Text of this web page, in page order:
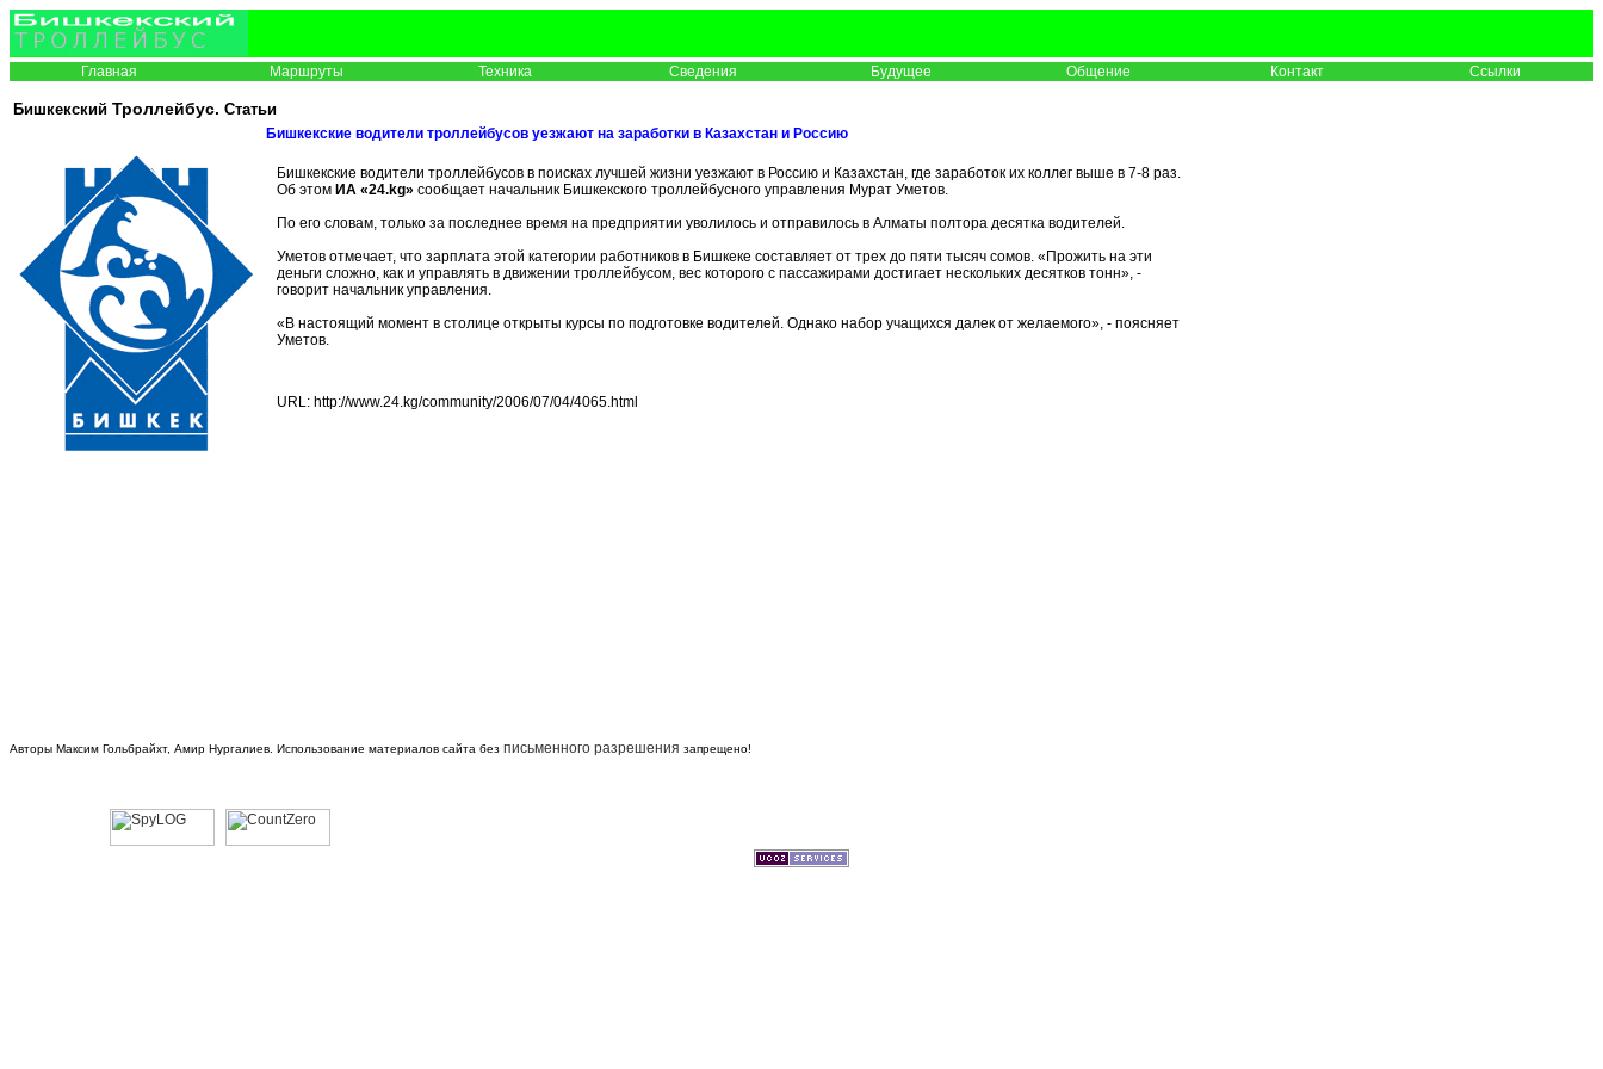
Главная Маршруты Техника Сведения Будущее Общение Контакт Ссылки
Бишкекский Троллейбус. Статьи
Бишкекские водители троллейбусов уезжают на заработки в Казахстан и Россию
Бишкекские водители троллейбусов в поисках лучшей жизни уезжают в Россию и Казахстан, где заработок их коллег выше в 7-8 раз.
Об этом ИА «24.kg» сообщает начальник Бишкекского троллейбусного управления Мурат Уметов.
По его словам, только за последнее время на предприятии уволилось и отправилось в Алматы полтора десятка водителей.
Уметов отмечает, что зарплата этой категории работников в Бишкеке составляет от трех до пяти тысяч сомов. «Прожить на эти
деньги сложно, как и управлять в движении троллейбусом, вес которого с пассажирами достигает нескольких десятков тонн», -
говорит начальник управления.
«В настоящий момент в столице открыты курсы по подготовке водителей. Однако набор учащихся далек от желаемого», - поясняет
Уметов.
URL: http://www.24.kg/community/2006/07/04/4065.html
Авторы Максим Гольбрайхт, Амир Нургалиев. Использование материалов сайта без письменного разрешения запрещено!